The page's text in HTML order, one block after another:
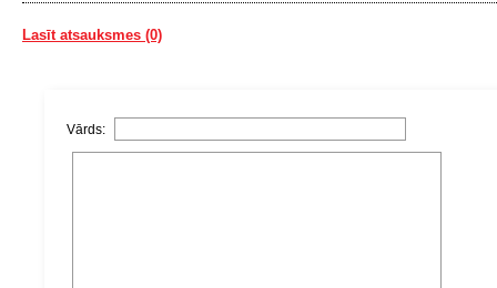
Lasīt atsauksmes (0)
Vārds: